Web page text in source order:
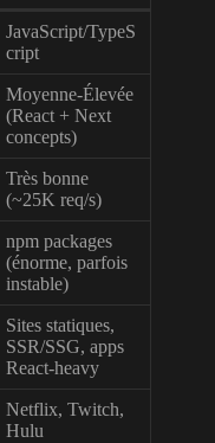
JavaScript/TypeS
cript
Moyenne-Élevée
(React + Next
concepts)
Très bonne
(~25K req/s)
npm packages
(énorme, parfois
instable)
Sites statiques,
SSR/SSG, apps
React-heavy
Netflix, Twitch,
Hulu